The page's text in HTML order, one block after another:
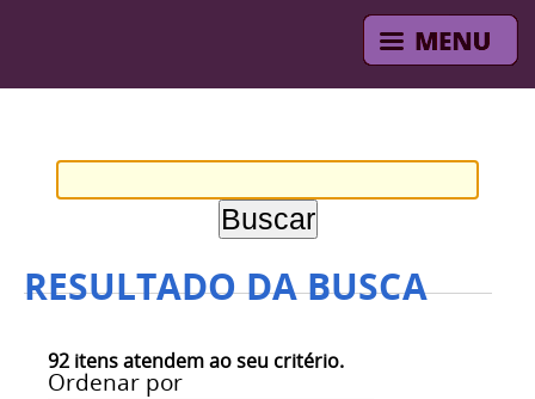
RESULTADO DA BUSCA
92 itens atendem ao seu critério.
Ordenar por